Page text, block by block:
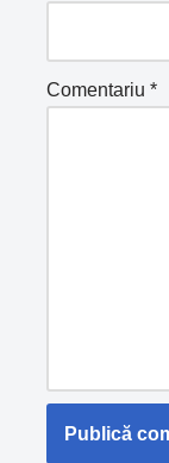
Comentariu*